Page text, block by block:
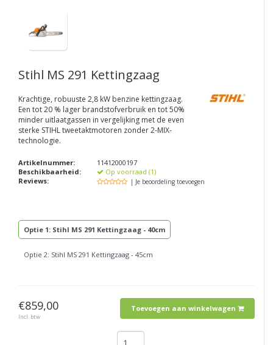
Stihl MS 291 Kettingzaag
Krachtige, robuuste 2,8 kW benzine kettingzaag.
Een tot 20 % lager brandstofverbruik en tot 50%
minder uitlaatgassen in vergelijking met de even
sterke STIHL tweetaktmotoren zonder 2-MIX-
technologie.
Artikelnummer:
11412000197
Beschikbaarheid:
Op voorraad (1)
Reviews:
| Je beoordeling toevoegen
Optie 1: Stihl MS 291 Kettingzaag - 40cm
Optie 2: Stihl MS 291 Kettingzaag - 45cm
€859,00
Incl. btw
Toevoegen aan winkelwagen